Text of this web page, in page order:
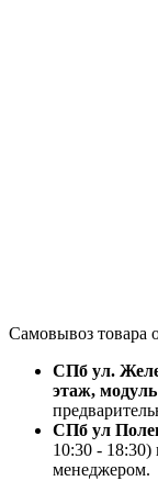
Самовывоз товара
СПб ул.
этаж,
СПб ул
10:30 - 18:30)
менеджером.